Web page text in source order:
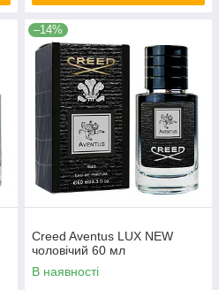
–14%
Creed Aventus LUX NEW
чоловічий 60 мл
В наявності